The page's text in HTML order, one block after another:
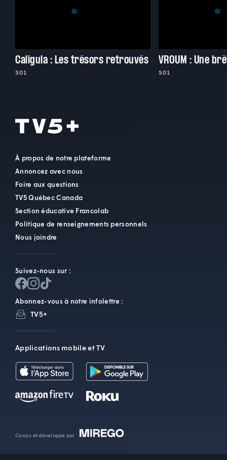
Caligula : Les trésors retrouvés
S01 S01
À propos de notre plateforme
Annoncez avec nous
Foire aux questions
TV5 Québec Canada
Section éducative Francolab
Politique de renseignements personnels
Nous joindre
Suivez-nous sur :
Abonnez-vous à notre infolettre :
TV5+
Applications mobile et TV
Conçu et développé par